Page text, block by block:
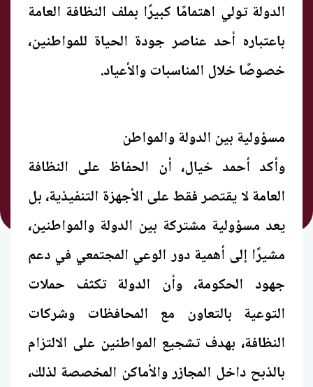
الدولة تولي اهتمامًا كبيرًا بملف النظافة العامة
باعتباره أحد عناصر جودة الحياة للمواطنين،
خصوصًا خلال المناسبات والأعياد.
مسؤولية بين الدولة والمواطن
وأكد أحمد خيال، أن الحفاظ على النظافة
العامة لا يقتصر فقط على الأجهزة التنفيذية، بل
يعد مسؤولية مشتركة بين الدولة والمواطنين،
مشيرًا إلى أهمية دور الوعي المجتمعي في دعم
جهود الحكومة، وأن الدولة تكثف حملات
التوعية بالتعاون مع المحافظات وشركات
النظافة، بهدف تشجيع المواطنين على الالتزام
بالذبح داخل المجازر والأماكن المخصصة لذلك،